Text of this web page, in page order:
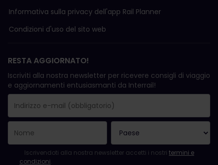
Informativa sulla privacy dell'app Rail Planner
Condizioni d'uso del sito web
RESTA AGGIORNATO!
Iscriviti alla nostra newsletter per ricevere consigli di viaggio
e aggiornamenti entusiasmanti da Interrail!
La registrazione è avvenuta con successo.
Il campo "Indirizzo e-mail" è obbligatorio.
L'indirizzo e-mail non è valido.
Si è verificato un errore durante l'iscrizione alla newsletter.
Sei già iscritto a questa newsletter!
Per iscriversi alla newsletter, accettare i termini e le condizioni.
Iscrivendoti alla nostra newsletter accetti i nostri termini e
condizioni.